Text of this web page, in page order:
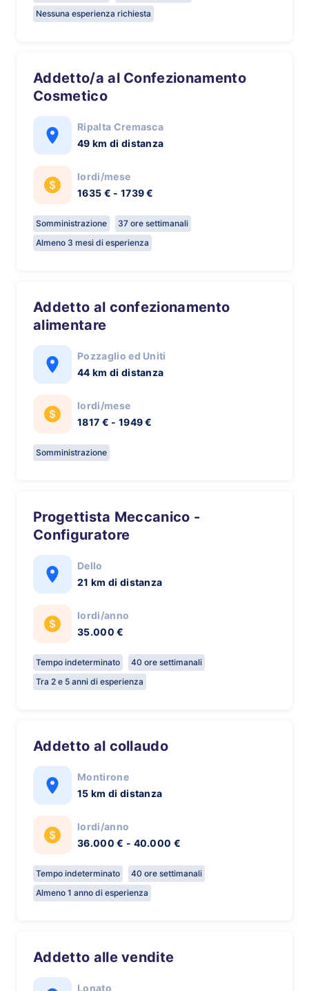
Nessuna esperienza richiesta
Addetto/a al Confezionamento
Cosmetico
Ripalta Cremasca
49 km di distanza
lordi/mese
1635 € - 1739 €
Somministrazione
37 ore settimanali
Almeno 3 mesi di esperienza
Addetto al confezionamento
alimentare
Pozzaglio ed Uniti
44 km di distanza
lordi/mese
1817 € - 1949 €
Somministrazione
Progettista Meccanico -
Configuratore
Dello
21 km di distanza
lordi/anno
35.000 €
Tempo indeterminato
40 ore settimanali
Tra 2 e 5 anni di esperienza
Addetto al collaudo
Montirone
15 km di distanza
lordi/anno
36.000 € - 40.000 €
Tempo indeterminato
40 ore settimanali
Almeno 1 anno di esperienza
Addetto alle vendite
Lonato